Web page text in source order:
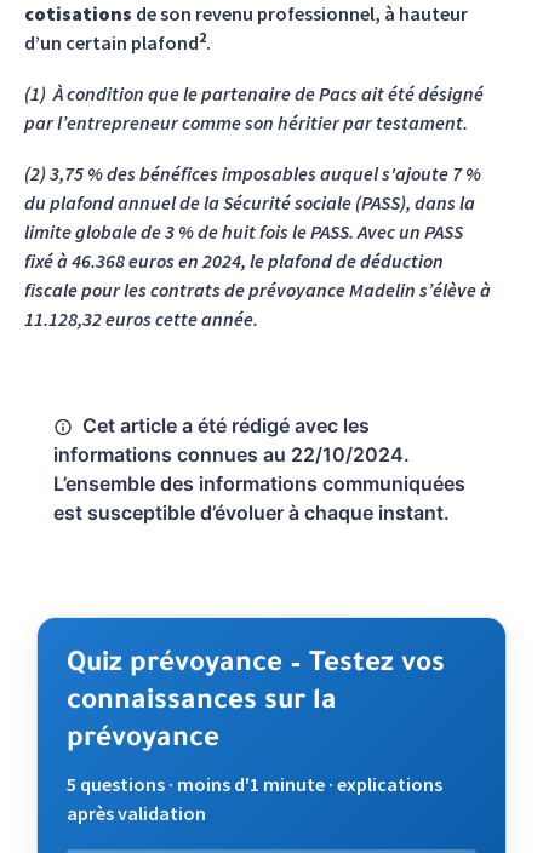
cotisations de son revenu professionnel, à hauteur
d’un certain plafond2.
(1) À condition que le partenaire de Pacs ait été désigné
par l’entrepreneur comme son héritier par testament.
(2) 3,75 % des bénéfices imposables auquel s'ajoute 7 %
du plafond annuel de la Sécurité sociale (PASS), dans la
limite globale de 3 % de huit fois le PASS. Avec un PASS
fixé à 46.368 euros en 2024, le plafond de déduction
fiscale pour les contrats de prévoyance Madelin s’élève à
11.128,32 euros cette année.
Cet article a été rédigé avec les
informations connues au 22/10/2024.
L’ensemble des informations communiquées
est susceptible d’évoluer à chaque instant.
Quiz prévoyance – Testez vos
connaissances sur la
prévoyance
5 questions · moins d'1 minute · explications
après validation